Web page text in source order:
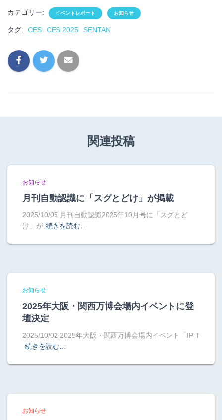
カテゴリー: イベントレポート お知らせ
タグ: CES CES 2025 SENTAN
関連投稿
お知らせ
月刊自動認識に「スグとどけ」が掲載
2025/10/05 月刊自動認識2025年10月号に「スグとど
け」が 続きを読む…
お知らせ
2025年大阪・関西万博会場内イベントに登
壇決定
2025/10/02 2025年大阪・関西万博会場内イベント「IP T
続きを読む…
お知らせ